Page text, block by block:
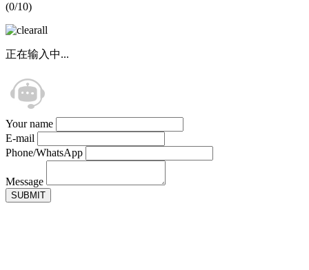
(0/10)
正在输入中...
Your name
E-mail
Phone/WhatsApp
Message
SUBMIT